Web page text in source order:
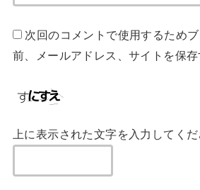
次回のコメントで使用するため
前、メールアドレス、サイトを保存
上に表示された文字を入力してくだ